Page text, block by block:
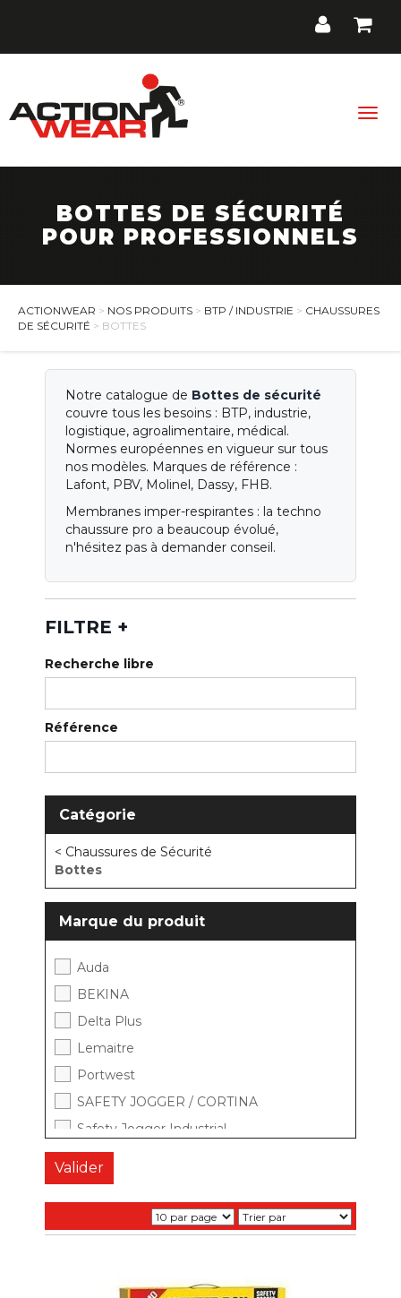
BTP / Industrie
Contact
Qui sommes-nous ?
Notre magasin
Nos services
Nos catalogues
Normes
BOTTES DE SÉCURITÉ
POUR PROFESSIONNELS
ACTIONWEAR > NOS PRODUITS > BTP / INDUSTRIE > CHAUSSURES
DE SÉCURITÉ > BOTTES
Notre catalogue de Bottes de sécurité
couvre tous les besoins : BTP, industrie,
logistique, agroalimentaire, médical.
Normes européennes en vigueur sur tous
nos modèles. Marques de référence :
Lafont, PBV, Molinel, Dassy, FHB.
Membranes imper-respirantes : la techno
chaussure pro a beaucoup évolué,
n'hésitez pas à demander conseil.
FILTRE +
Recherche libre
Référence
Catégorie
< Chaussures de Sécurité
Bottes
Marque du produit
Auda
BEKINA
Delta Plus
Lemaitre
Portwest
SAFETY JOGGER / CORTINA
Safety Jogger Industrial
Uniwork